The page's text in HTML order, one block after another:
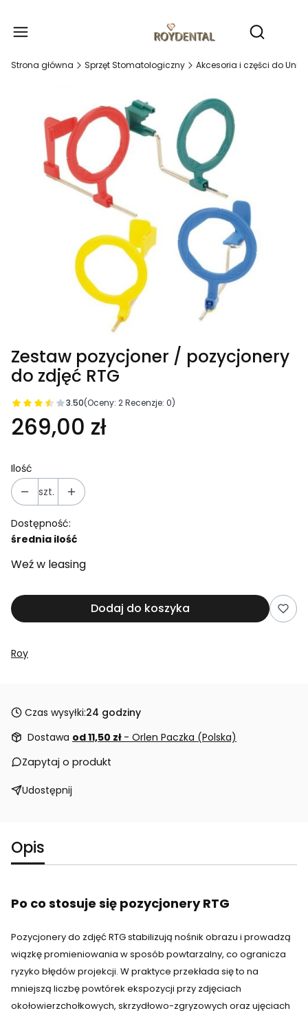
Otwórz
Strona główna Sprzęt Stomatologiczny Akcesoria i części do
Zestaw pozycjoner / pozycjonery
do zdjęć RTG
3.50(Oceny: 2 Recenzje: 0)
269,00 zł
Ilość
szt.
Dostępność:
średnia ilość
Weź w leasing
Dodaj do koszyka
Roy
Czas wysyłki:24 godziny
Dostawa od 11,50 zł - Orlen Paczka (Polska)
Zapytaj o produkt
Udostępnij
Opis
Po co stosuje się pozycjonery RTG
Pozycjonery do zdjęć RTG stabilizują nośnik obrazu i prowadzą
wiązkę promieniowania w sposób powtarzalny, co ogranicza
ryzyko błędów projekcji. W praktyce przekłada się to na
mniejszą liczbę powtórek ekspozycji przy zdjęciach
okołowierzchołkowych, skrzydłowo-zgryzowych oraz ujęciach